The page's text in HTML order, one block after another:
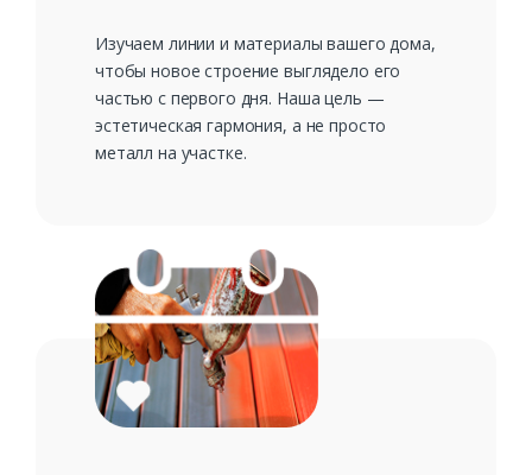
Изучаем линии и материалы вашего дома,
чтобы новое строение выглядело его
частью с первого дня. Наша цель —
эстетическая гармония, а не просто
металл на участке.